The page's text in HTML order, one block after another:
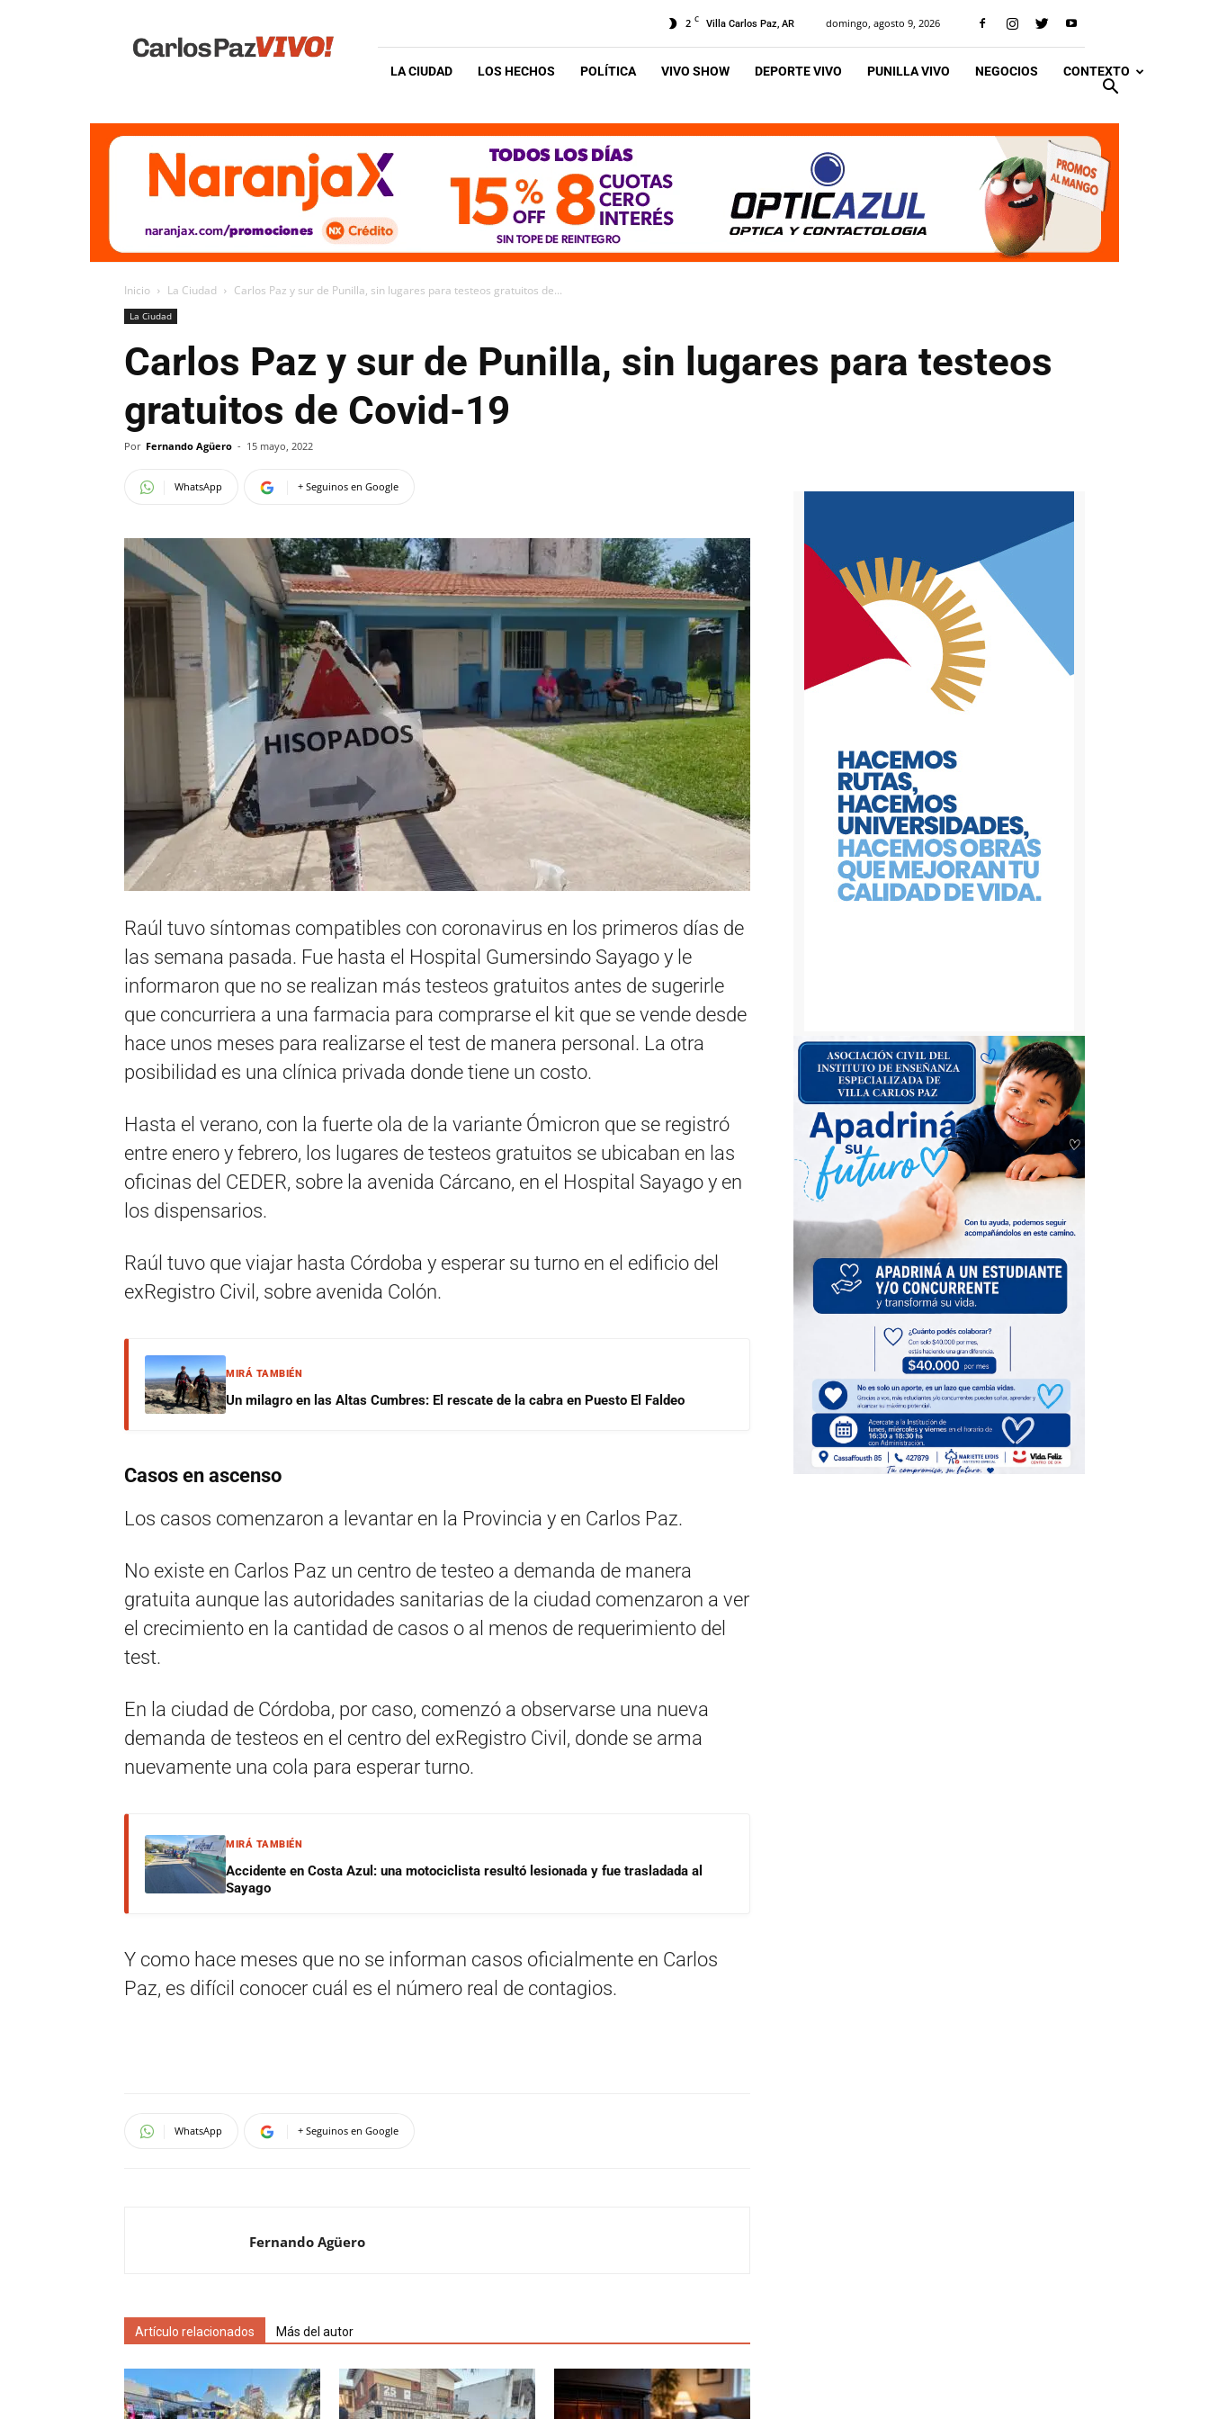
Vivo
2 C Villa Carlos Paz, AR domingo, agosto 9, 2026
LA CIUDAD LOS HECHOS POLÍTICA VIVO SHOW DEPORTE VIVO PUNILLA VIVO NEGOCIOS CONTEXTO
Inicio La Ciudad Carlos Paz y sur de Punilla, sin lugares para testeos gratuitos de...
La Ciudad
Carlos Paz y sur de Punilla, sin lugares para testeos
gratuitos de Covid-19
Por Fernando Agüero - 15 mayo, 2022
WhatsApp + Seguinos en Google
Raúl tuvo síntomas compatibles con coronavirus en los primeros días de
las semana pasada. Fue hasta el Hospital Gumersindo Sayago y le
informaron que no se realizan más testeos gratuitos antes de sugerirle
que concurriera a una farmacia para comprarse el kit que se vende desde
hace unos meses para realizarse el test de manera personal. La otra
posibilidad es una clínica privada donde tiene un costo.
Hasta el verano, con la fuerte ola de la variante Ómicron que se registró
entre enero y febrero, los lugares de testeos gratuitos se ubicaban en las
oficinas del CEDER, sobre la avenida Cárcano, en el Hospital Sayago y en
los dispensarios.
Raúl tuvo que viajar hasta Córdoba y esperar su turno en el edificio del
exRegistro Civil, sobre avenida Colón.
MIRÁ TAMBIÉN
Un milagro en las Altas Cumbres: El rescate de la cabra en Puesto El Faldeo
Casos en ascenso
Los casos comenzaron a levantar en la Provincia y en Carlos Paz.
No existe en Carlos Paz un centro de testeo a demanda de manera
gratuita aunque las autoridades sanitarias de la ciudad comenzaron a ver
el crecimiento en la cantidad de casos o al menos de requerimiento del
test.
En la ciudad de Córdoba, por caso, comenzó a observarse una nueva
demanda de testeos en el centro del exRegistro Civil, donde se arma
nuevamente una cola para esperar turno.
MIRÁ TAMBIÉN
Accidente en Costa Azul: una motociclista resultó lesionada y fue trasladada al
Sayago
Y como hace meses que no se informan casos oficialmente en Carlos
Paz, es difícil conocer cuál es el número real de contagios.
WhatsApp + Seguinos en Google
Fernando Agüero
Artículo relacionados Más del autor